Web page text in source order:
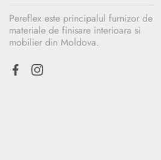
Pereflex este principalul furnizor de
materiale de finisare interioara si
mobilier din Moldova.